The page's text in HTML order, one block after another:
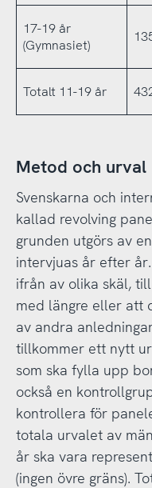
17-19 år
(Gymnasiet)
Totalt 11-19 år
Metod och urval
Svenskarna och
kallad revolving
grunden utgörs av
intervjuas år efter
ifrån av olika skäl,
med längre eller att
av andra
tillkommer ett nytt
som ska fylla upp
också en
kontrollera för
totala urvalet av
år ska vara
(ingen övre gräns).